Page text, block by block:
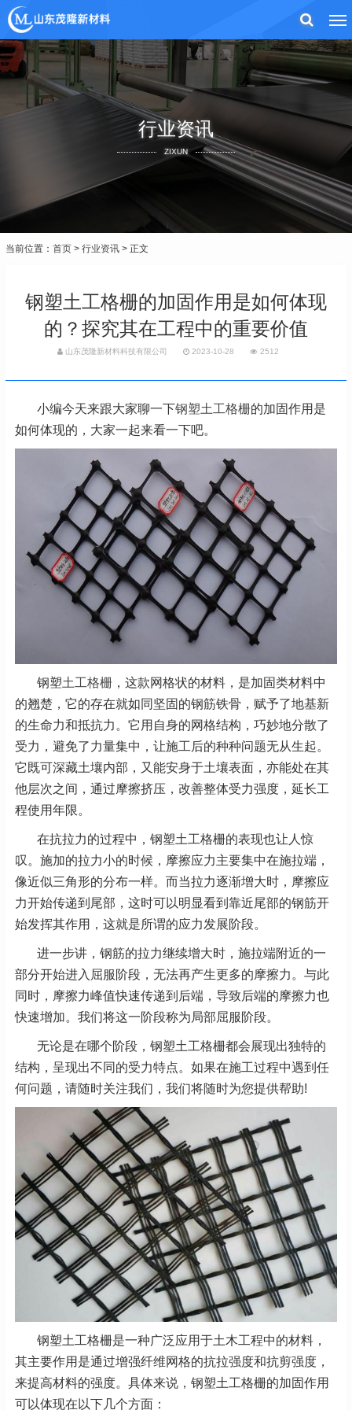
行业资讯
ZIXUN
当前位置： 首页 > 行业资讯 > 正文
钢塑土工格栅的加固作用是如何体现
的？探究其在工程中的重要价值
山东茂隆新材料科技有限公司 2023-10-28 2512
小编今天来跟大家聊一下钢塑土工格栅的加固作用是
如何体现的，大家一起来看一下吧。
钢塑土工格栅 ，这款网格状的材料，是加固类材料中
的翘楚，它的存在就如同坚固的钢筋铁骨，赋予了地基新
的生命力和抵抗力。它用自身的网格结构，巧妙地分散了
受力，避免了力量集中，让施工后的种种问题无从生起。
它既可深藏土壤内部，又能安身于土壤表面，亦能处在其
他层次之间，通过摩擦挤压，改善整体受力强度，延长工
程使用年限。
在抗拉力的过程中，钢塑土工格栅的表现也让人惊
叹。施加的拉力小的时候，摩擦应力主要集中在施拉端，
像近似三角形的分布一样。而当拉力逐渐增大时，摩擦应
力开始传递到尾部，这时可以明显看到靠近尾部的钢筋开
始发挥其作用，这就是所谓的应力发展阶段。
进一步讲，钢筋的拉力继续增大时，施拉端附近的一
部分开始进入屈服阶段，无法再产生更多的摩擦力。与此
同时，摩擦力峰值快速传递到后端，导致后端的摩擦力也
快速增加。我们将这一阶段称为局部屈服阶段。
无论是在哪个阶段，钢塑土工格栅都会展现出独特的
结构，呈现出不同的受力特点。如果在施工过程中遇到任
何问题，请随时关注我们，我们将随时为您提供帮助!
钢塑土工格栅是一种广泛应用于土木工程中的材料，
其主要作用是通过增强纤维网格的抗拉强度和抗剪强度，
来提高材料的强度。具体来说，钢塑土工格栅的加固作用
可以体现在以下几个方面：